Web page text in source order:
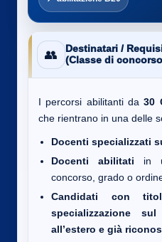
👥
Destinatari /
(Classe di
I percorsi abilitanti da30
che rientrano in una delle
Docenti specializzati
Docenti abilitati in
concorso, grado o
Candidati con
specializzazione
all’estero e già